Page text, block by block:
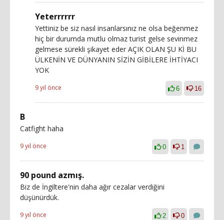
Yeterrrrrr
Yettiniz be siz nasıl insanlarsınız ne olsa beğenmez
hiç bir durumda mutlu olmaz turist gelse sevinmez
gelmese sürekli şikayet eder AÇIK OLAN ŞU Kİ BU
ÜLKENİN VE DÜNYANIN SİZİN GİBİLERE İHTİYACI
YOK
9 yıl önce 6 16
B
Catfight haha
9 yıl önce 0 1
90 pound azmış.
Biz de İngiltere'nin daha ağır cezalar verdiğini
düşünürdük.
9 yıl önce 2 0